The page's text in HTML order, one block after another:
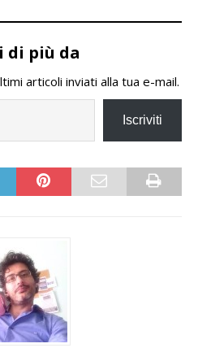
di più da
articoli inviati alla tua e-mail.
Iscriviti